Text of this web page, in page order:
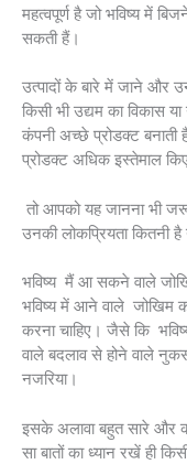
महत्वपूर्ण है जो भविष्य में
सकती हैं।
उत्पादों के बारे में जाने और
किसी भी उद्यम का विकास
कंपनी अच्छे प्रोडक्ट बनाती
प्रोडक्ट अधिक इस्तेमाल
तो आपको यह जानना भी
उनकी लोकप्रियता कितनी है
भविष्य मैं आ सकने वाले
भविष्य में आने वाले जोखिम
करना चाहिए। जैसे कि
वाले बदलाव से होने वाले
नजरिया।
इसके अलावा बहुत सारे और
सा बातों का ध्यान रखें ही